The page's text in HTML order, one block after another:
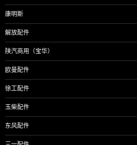
康明斯
解放配件
陕汽商用（宝华）
欧曼配件
徐工配件
玉柴配件
东风配件